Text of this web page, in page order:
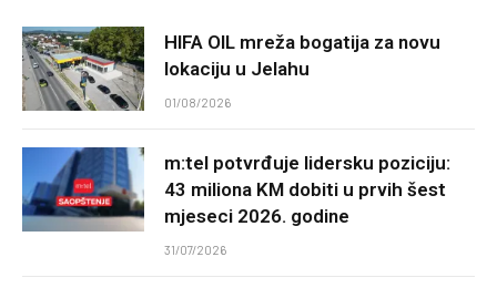
HIFA OIL mreža bogatija za novu
lokaciju u Jelahu
01/08/2026
m:tel potvrđuje lidersku poziciju:
43 miliona KM dobiti u prvih šest
mjeseci 2026. godine
31/07/2026